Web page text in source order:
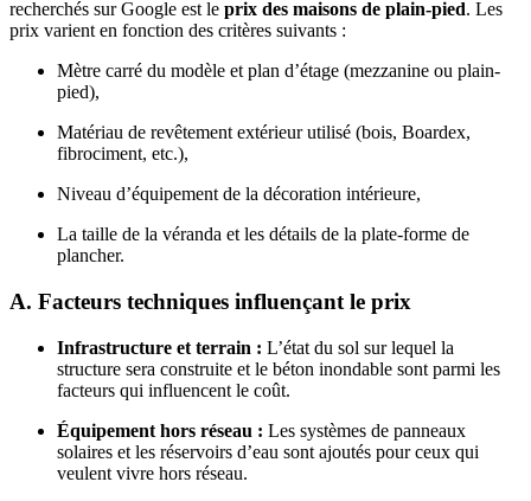
recherchés sur Google est le prix des maisons de plain-pied. Les
prix varient en fonction des critères suivants :
Mètre carré du modèle et plan d’étage (mezzanine ou plain-
pied),
Matériau de revêtement extérieur utilisé (bois, Boardex,
fibrociment, etc.),
Niveau d’équipement de la décoration intérieure,
La taille de la véranda et les détails de la plate-forme de
plancher.
A. Facteurs techniques influençant le prix
Infrastructure et terrain : L’état du sol sur lequel la
structure sera construite et le béton inondable sont parmi les
facteurs qui influencent le coût.
Équipement hors réseau : Les systèmes de panneaux
solaires et les réservoirs d’eau sont ajoutés pour ceux qui
veulent vivre hors réseau.